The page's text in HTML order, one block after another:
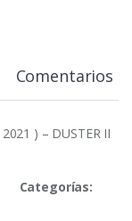
Comentarios
) – DUSTER II
Categorías: